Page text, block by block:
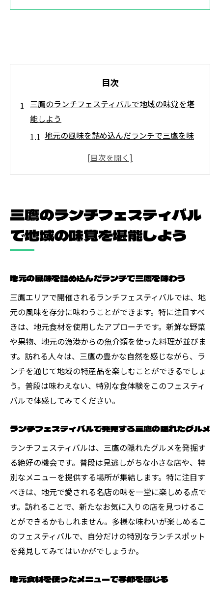
目次
三鷹のランチフェスティバルで地域の味覚を堪
能しよう
地元の風味を詰め込んだランチで三鷹を味
ランチフェスティバルで発見する三鷹の隠
ランチフェスティバルの裏側：生産者との
特別なつながり
ィバル
247 DINERが贈る季節の素材を活かした特別ラ
ンチ
四季折々の食材を堪能できる特別メニュー
シェフのこだわりが光る季節限定ランチ
旬の味覚を楽しむためのメニューガイド
地元の農家から届く新鮮素材を使用
季節感あふれるランチで心も体もリフレッ
シュ
247 DINERの特別ランチで季節を味わう
三鷹の恵みを活かしたランチメニュー
新鮮な素材が織りなす絶品ランチ
地元産の美味しさを最大限に引き出す料理
生産者の思いが詰まったメニューを楽しむ
地元食材で創り出す新しいランチの形
鮮度抜群の素材で作るランチの魅力
限定ランチで新たなグルメ体験を提供する247
三鷹のランチフェスティバル
で地域の味覚を堪能しよう
地元の風味を詰め込んだランチで三鷹を味わう
三鷹エリアで開催されるランチフェスティバルでは、地
元の風味を存分に味わうことができます。特に注目すべ
きは、地元食材を使用したアプローチです。新鮮な野菜
や果物、地元の漁港からの魚介類を使った料理が並びま
す。訪れる人々は、三鷹の豊かな自然を感じながら、ラ
ンチを通じて地域の特産品を楽しむことができるでしょ
う。普段は味わえない、特別な食体験をこのフェスティ
バルで体感してみてください。
ランチフェスティバルで発見する三鷹の隠れたグルメ
ランチフェスティバルは、三鷹の隠れたグルメを発掘す
る絶好の機会です。普段は見逃しがちな小さな店や、特
別なメニューを提供する場所が集結します。特に注目す
べきは、地元で愛される名店の味を一堂に楽しめる点で
す。訪れることで、新たなお気に入りの店を見つけるこ
とができるかもしれません。多様な味わいが楽しめるこ
のフェスティバルで、自分だけの特別なランチスポット
を発見してみてはいかがでしょうか。
地元食材を使ったメニューで季節を感じる